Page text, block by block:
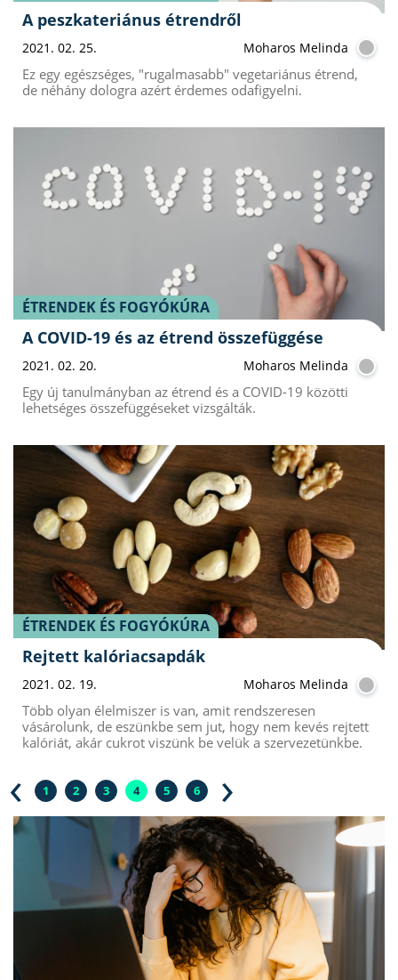
A peszkateriánus étrendről
2021. 02. 25. Moharos Melinda
Ez egy egészséges, "rugalmasabb" vegetariánus étrend,
de néhány dologra azért érdemes odafigyelni.
ÉTRENDEK ÉS FOGYÓKÚRA
A COVID-19 és az étrend összefüggése
2021. 02. 20. Moharos Melinda
Egy új tanulmányban az étrend és a COVID-19 közötti
lehetséges összefüggéseket vizsgálták.
ÉTRENDEK ÉS FOGYÓKÚRA
Rejtett kalóriacsapdák
2021. 02. 19. Moharos Melinda
Több olyan élelmiszer is van, amit rendszeresen
vásárolunk, de eszünkbe sem jut, hogy nem kevés rejtett
kalóriát, akár cukrot viszünk be velük a szervezetünkbe.
‹ 1 2 3 4 5 6 ›